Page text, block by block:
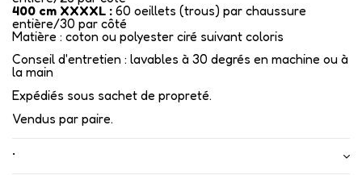
400 cm XXXXL : 60 oeillets (trous) par chaussure
entière/30 par côté
Matière : coton ou polyester ciré suivant coloris
Conseil d'entretien : lavables à 30 degrés en machine ou à
la main
Expédiés sous sachet de propreté.
Vendus par paire.
•